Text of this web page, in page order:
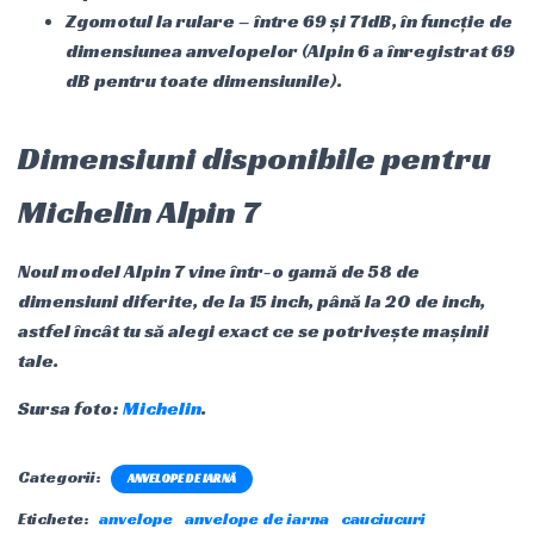
Zgomotul la rulare – între 69 și 71dB, în funcție de
dimensiunea anvelopelor (Alpin 6 a înregistrat 69
dB pentru toate dimensiunile).
Dimensiuni disponibile pentru
Michelin Alpin 7
Noul model Alpin 7 vine într-o gamă de 58 de
dimensiuni diferite, de la 15 inch, până la 20 de inch,
astfel încât tu să alegi exact ce se potrivește mașinii
tale.
Sursa foto:Michelin.
Categorii: ANVELOPE DE IARNĂ
Etichete: anvelope anvelope de iarna
cauciucuri